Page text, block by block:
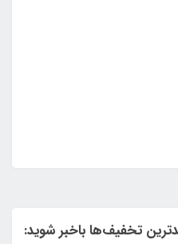
تخفیف‌ها باخبر شوید: